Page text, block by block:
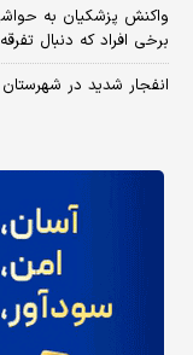
واکنش پزشکیان به
برخی افراد که دنبال
انفجار شدید در